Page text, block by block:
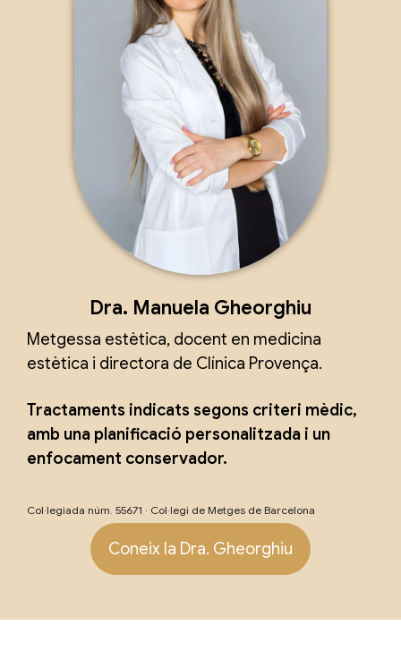
Dra. Manuela Gheorghiu
Metgessa estètica, docent en medicina
estètica i directora de Clínica Provença.
Tractaments indicats segons criteri mèdic,
amb una planificació personalitzada i un
enfocament conservador.
Col·legiada núm. 55671 · Col·legi de Metges de Barcelona
Coneix la Dra. Gheorghiu